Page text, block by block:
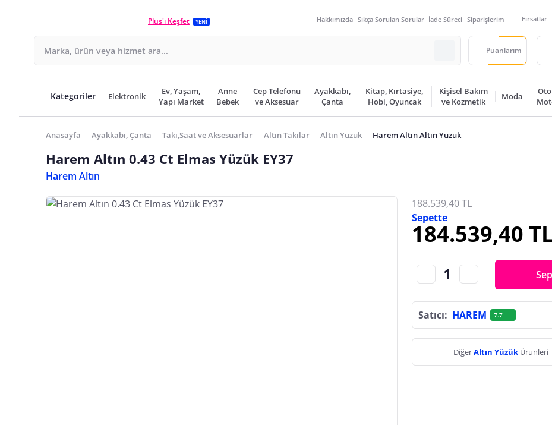
Plus'ı Keşfet YENİ Hakkımızda Sıkça Sorulan Sorular İade Süreci Siparişlerim Fırsatlar
Puanlarım
Kategoriler Elektronik
Ev, Yaşam,
Yapı Market
Anne
Bebek
Cep Telefonu
ve Aksesuar
Ayakkabı,
Çanta
Kitap, Kırtasiye,
Hobi, Oyuncak
Kişisel Bakım
ve Kozmetik
Moda
Anasayfa Ayakkabı, Çanta Takı,Saat ve Aksesuarlar Altın Takılar Altın Yüzük Harem Altın Altın Yüzük
Harem Altın 0.43 Ct Elmas Yüzük EY37
Harem Altın
188.539,40 TL
Sepette
184.539,40
Satıcı: HAREM 7.7
DiğerAltın Yüzük Ürünleri